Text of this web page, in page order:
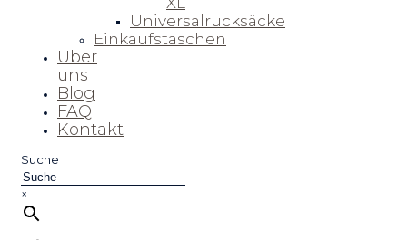
Universalrucksäcke
Einkaufstaschen
Uber
uns
Blog
FAQ
Kontakt
Suche
×